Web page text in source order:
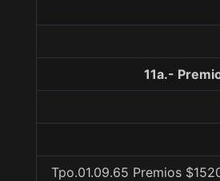
11a.-
Tpo.01.09.65 Premios